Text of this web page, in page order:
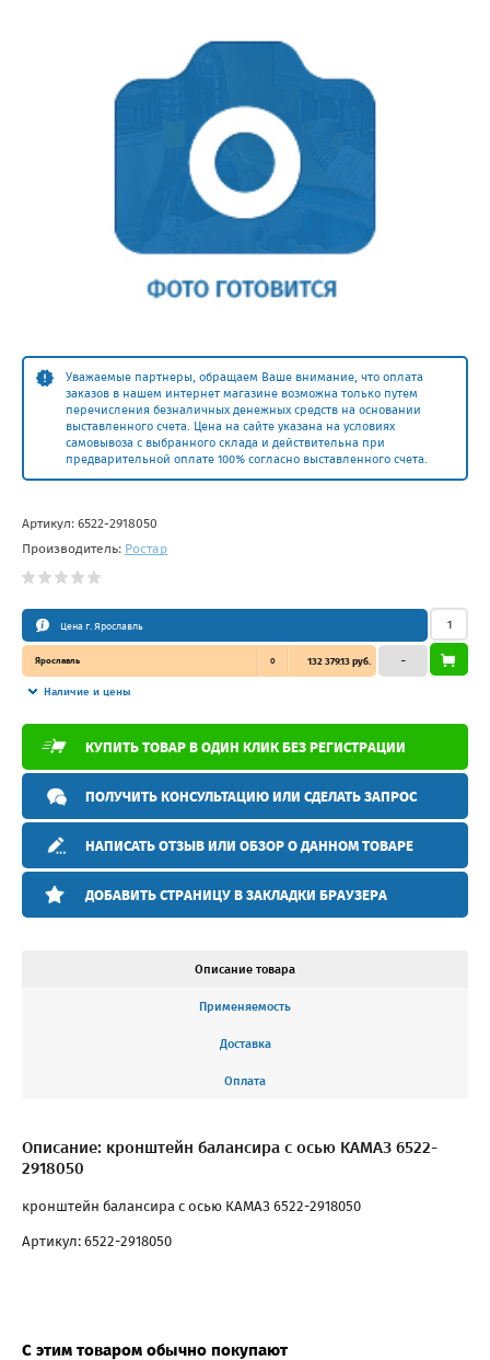
Уважаемые партнеры, обращаем Ваше внимание, что оплата
заказов в нашем интернет магазине возможна только путем
перечисления безналичных денежных средств на основании
выставленного счета. Цена на сайте указана на условиях
самовывоза с выбранного склада и действительна при
предварительной оплате 100% согласно выставленного счета.
Артикул: 6522-2918050
Производитель: Ростар
Цена г. Ярославль
Ярославль 0 132 379.13 руб.
Наличие и цены
–
КУПИТЬ ТОВАР В ОДИН КЛИК БЕЗ РЕГИСТРАЦИИ
ПОЛУЧИТЬ КОНСУЛЬТАЦИЮ ИЛИ СДЕЛАТЬ ЗАПРОС
НАПИСАТЬ ОТЗЫВ ИЛИ ОБЗОР О ДАННОМ ТОВАРЕ
ДОБАВИТЬ СТРАНИЦУ В ЗАКЛАДКИ БРАУЗЕРА
Описание товара
Применяемость
Доставка
Оплата
Описание: кронштейн балансира с осью КАМАЗ 6522-
2918050
кронштейн балансира с осью КАМАЗ 6522-2918050
Артикул: 6522-2918050
С этим товаром обычно покупают